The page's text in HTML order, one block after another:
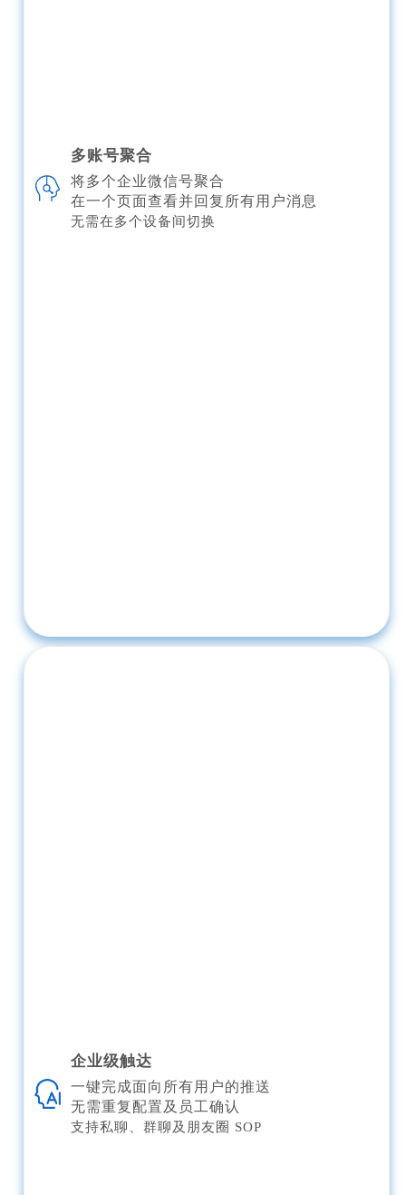
多账号聚合
将多个企业微信号聚合
在一个页面查看并回复所有用户消息
无需在多个设备间切换
企业级触达
一键完成面向所有用户的推送
无需重复配置及员工确认
支持私聊、群聊及朋友圈 SOP